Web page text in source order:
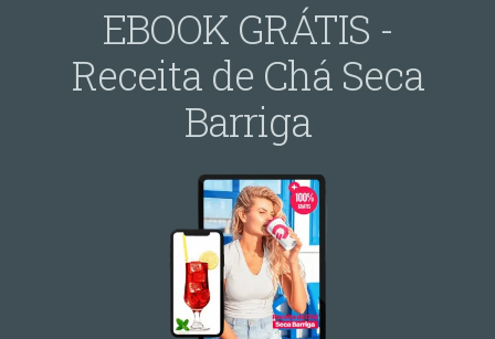
EBOOK GRÁTIS -
Receita de Chá Seca
Barriga